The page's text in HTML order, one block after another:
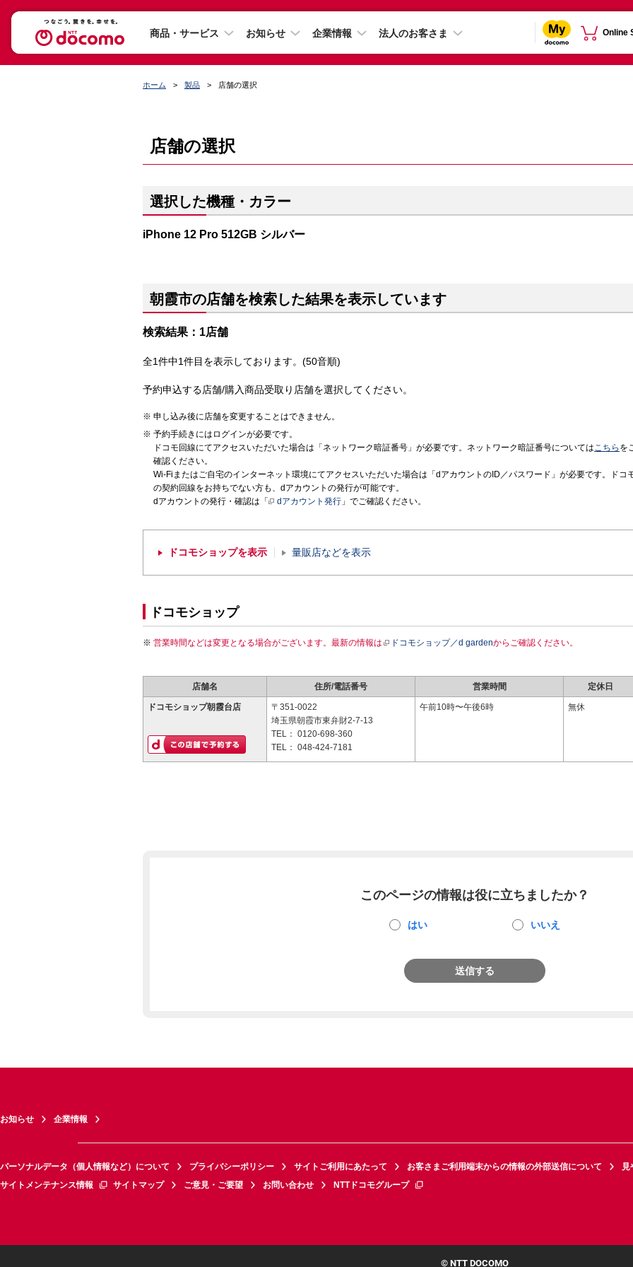
商品・サービス お知らせ 企業情報 法人のお客さま Online
ホーム 製品 店舗の選択
店舗の選択
選択した機種・カラー
iPhone 12 Pro 512GB シルバー
朝霞市の店舗を検索した結果を表示しています
検索結果：1店舗
全1件中1件目を表示しております。(50音順)
予約申込する店舗/購入商品受取り店舗を選択してください。
申し込み後に店舗を変更することはできません。
予約手続きにはログインが必要です。
ドコモ回線にてアクセスいただいた場合は「ネットワーク暗証番号」が必要です。ネットワーク暗証番号についてはこちら を
確認ください。
Wi-Fiまたはご自宅のインターネット環境にてアクセスいただいた場合は「dアカウントのID／パスワード」が必要です。ドコ
の契約回線をお持ちでない方も、dアカウントの発行が可能です。
dアカウントの発行・確認は「
dアカウント発行 」でご確認ください。
ドコモショップを表示 量販店などを表示
ドコモショップ
営業時間などは変更となる場合がございます。最新の情報は ドコモショップ／d gardenからご確認ください。
店舗名 住所/電話番号 営業時間 定休日
ドコモショップ朝霞台店
〒351-0022
埼玉県朝霞市東弁財2-7-13
TEL： 0120-698-360
TEL： 048-424-7181
午前10時〜午後6時 無休
このページの情報は役に立ちましたか？
はい いいえ
送信する
お知らせ 企業情報
パーソナルデータ（個人情報など）について プライバシーポリシー サイトご利用にあたって お客さまご利用端末からの情報の外部送信について
見
サイトメンテナンス情報
サイトマップ ご意見・ご要望 お問い合わせ NTTドコモグループ
© NTT DOCOMO